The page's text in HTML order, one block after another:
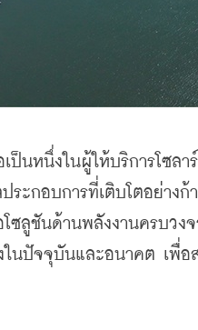
เป็นหนึ่งในผู้ให้บริการโซล
ระกอบการที่เติบโตอย่า
โซลูชันด้านพลังงานครบ
นปัจจุบันและอนาคต เพื่อ